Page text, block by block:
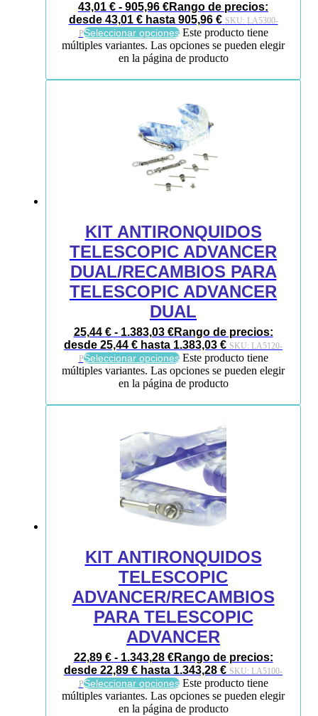
43,01 € - 905,96 €Rango de precios:
desde 43,01 € hasta 905,96 € SKU: LA5300-
PSeleccionar opciones Este producto tiene
múltiples variantes. Las opciones se pueden elegir
en la página de producto
KIT ANTIRONQUIDOS
TELESCOPIC ADVANCER
DUAL/RECAMBIOS PARA
TELESCOPIC ADVANCER
DUAL
25,44 € - 1.383,03 €Rango de precios:
desde 25,44 € hasta 1.383,03 € SKU: LA5120-
PSeleccionar opciones Este producto tiene
múltiples variantes. Las opciones se pueden elegir
en la página de producto
KIT ANTIRONQUIDOS
TELESCOPIC
ADVANCER/RECAMBIOS
PARA TELESCOPIC
ADVANCER
22,89 € - 1.343,28 €Rango de precios:
desde 22,89 € hasta 1.343,28 € SKU: LA5100-
PSeleccionar opciones Este producto tiene
múltiples variantes. Las opciones se pueden elegir
en la página de producto